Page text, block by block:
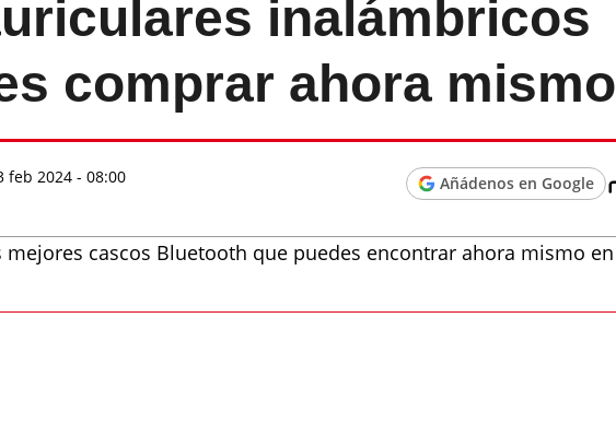
inalámbricos
comprar ahora mismo
feb 2024 - 08:00
Añádenos en Google
mejores cascos Bluetooth que puedes encontrar ahora mismo en